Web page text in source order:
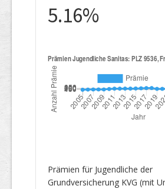
5.16%
Prämien für Jugendliche der
Grundversicherung KVG (mit